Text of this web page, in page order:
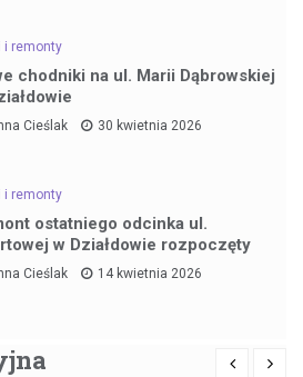
i remonty
chodniki na ul. Marii Dąbrowskiej
Cieślak 30 kwietnia 2026
i remonty
ostatniego odcinka ul.
w Działdowie rozpoczęty
Cieślak 14 kwietnia 2026